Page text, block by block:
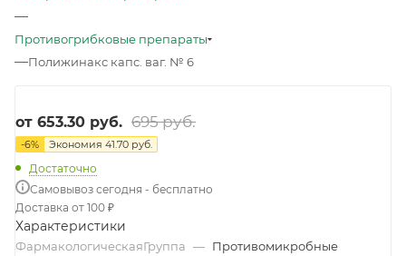
—
Противогрибковые препараты
—Полижинакс капс. ваг. № 6
от 653.30 руб. 695 руб.
-6% Экономия 41.70 руб.
Достаточно
Самовывоз сегодня - бесплатно
Доставка от 100 ₽
Характеристики
ФармакологическаяГруппа — Противомикробные